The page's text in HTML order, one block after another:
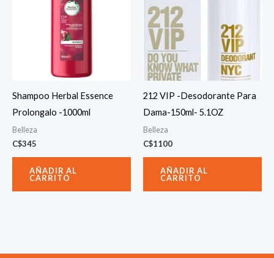
Shampoo Herbal Essence
Prolongalo -1000ml
Belleza
C$345
AÑADIR AL
CARRITO
212 VIP -Desodorante Para
Dama-150ml- 5.1OZ
Belleza
C$1100
AÑADIR AL
CARRITO